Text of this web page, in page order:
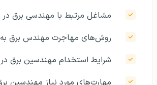
مشاغل مرتبط با مهندسی برق در
روش‌های مهاجرت مهندس برق به
شرایط استخدام مهندسین برق در
مهارت‌های مورد نیاز مهندسین